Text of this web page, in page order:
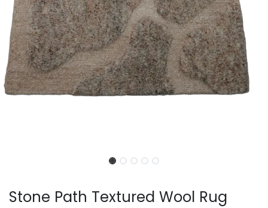
Stone Path Textured Wool Rug